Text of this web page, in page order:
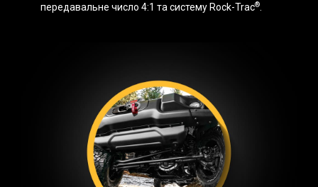
передавальне число 4:1 та систему Rock-Trac®